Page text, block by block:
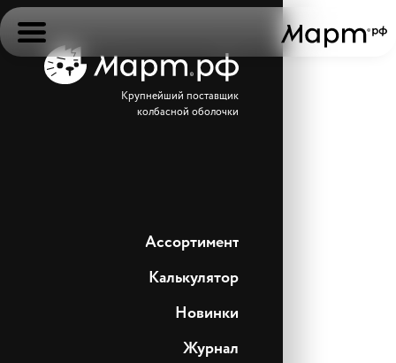
Ассортимент
Новинки
Журнал
Крупнейший поставщик
колбасной оболочки
Калькулятор